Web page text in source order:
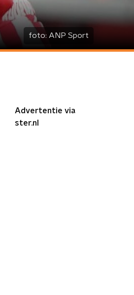
foto: ANP Sport
Advertentie via
ster.nl